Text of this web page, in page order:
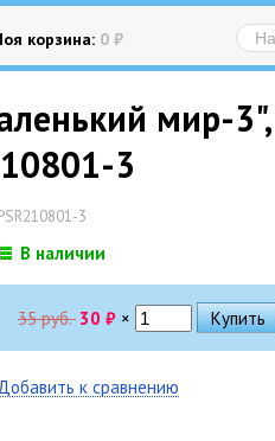
корзина: 0 ₽
мир-
3
3
В наличии
35 руб. 30 ₽ ×
к сравнению